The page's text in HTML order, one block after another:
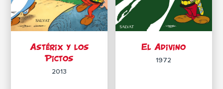
Astérix y los
Pictos
2013
El Adivino
1972